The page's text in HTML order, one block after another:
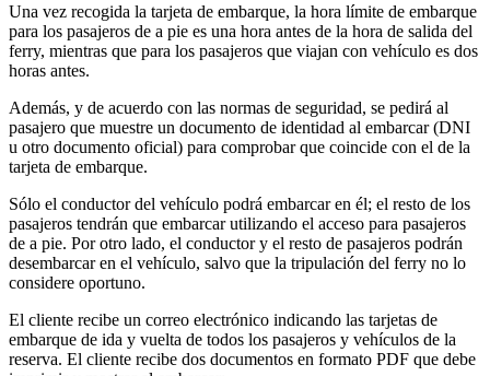
Una vez recogida la tarjeta de embarque, la hora límite de embarque
para los pasajeros de a pie es una hora antes de la hora de salida del
ferry, mientras que para los pasajeros que viajan con vehículo es dos
horas antes.
Además, y de acuerdo con las normas de seguridad, se pedirá al
pasajero que muestre un documento de identidad al embarcar (DNI
u otro documento oficial) para comprobar que coincide con el de la
tarjeta de embarque.
Sólo el conductor del vehículo podrá embarcar en él; el resto de los
pasajeros tendrán que embarcar utilizando el acceso para pasajeros
de a pie. Por otro lado, el conductor y el resto de pasajeros podrán
desembarcar en el vehículo, salvo que la tripulación del ferry no lo
considere oportuno.
El cliente recibe un correo electrónico indicando las tarjetas de
embarque de ida y vuelta de todos los pasajeros y vehículos de la
reserva. El cliente recibe dos documentos en formato PDF que debe